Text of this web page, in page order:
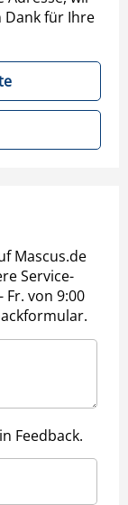
Dank für Ihre
Mascus.de
Service-
Fr. von 9:00
Feedback.